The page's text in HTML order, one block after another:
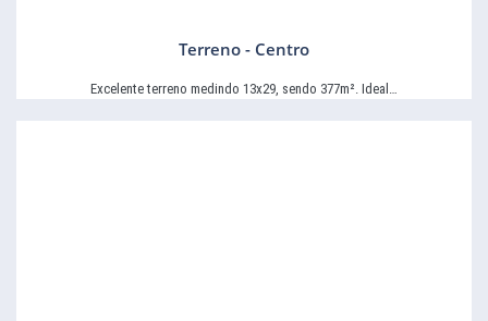
Terreno - Centro
Excelente terreno medindo 13x29, sendo 377m². Ideal…